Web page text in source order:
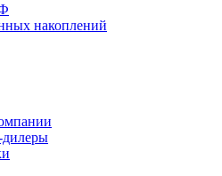
накоплений